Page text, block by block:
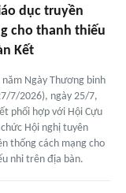
dục truyền
cho thanh thiếu
Kết
Ngày Thương binh
7/2026), ngày 25/7,
phối hợp với Hội Cựu
Hội nghị tuyên
thống cách mạng cho
nhi trên địa bàn.